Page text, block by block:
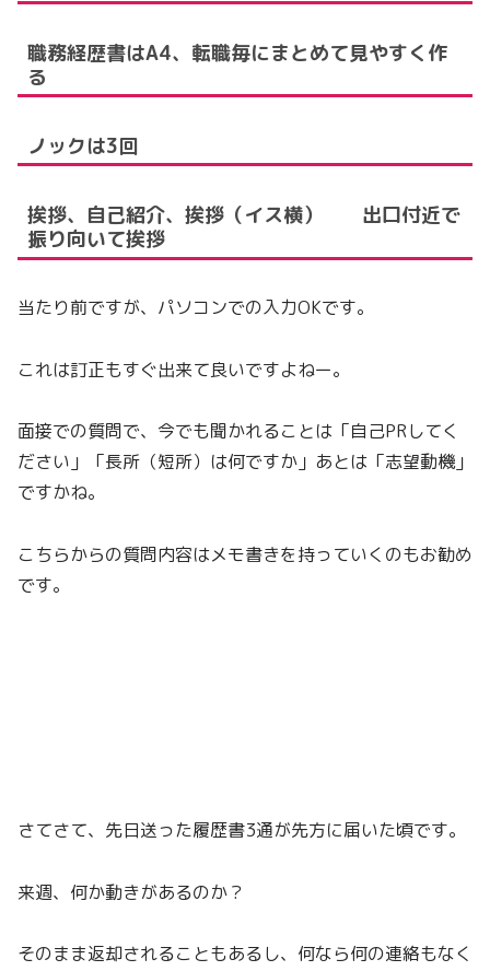
職務経歴書はA4、転職毎にまとめて見やすく作
る
ノックは3回
挨拶、自己紹介、挨拶（イス横） 出口付近で
振り向いて挨拶
当たり前ですが、パソコンでの入力OKです。
これは訂正もすぐ出来て良いですよねー。
面接での質問で、今でも聞かれることは「自己PRしてく
ださい」「長所（短所）は何ですか」あとは「志望動機」
ですかね。
こちらからの質問内容はメモ書きを持っていくのもお勧め
です。
さてさて、先日送った履歴書3通が先方に届いた頃です。
来週、何か動きがあるのか？
そのまま返却されることもあるし、何なら何の連絡もなく